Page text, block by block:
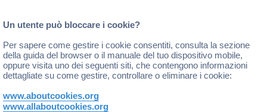
Un utente può bloccare i cookie?
Per sapere come gestire i cookie consentiti, consulta la sezione
della guida del browser o il manuale del tuo dispositivo mobile,
oppure visita uno dei seguenti siti, che contengono informazioni
dettagliate su come gestire, controllare o eliminare i cookie:
www.aboutcookies.org
www.allaboutcookies.org